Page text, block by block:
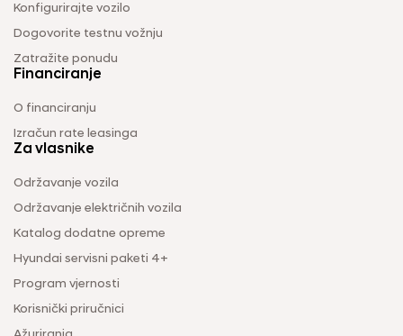
Konfigurirajte vozilo
Dogovorite testnu vožnju
Zatražite ponudu
Financiranje
O financiranju
Izračun rate leasinga
Za vlasnike
Održavanje vozila
Održavanje električnih vozila
Katalog dodatne opreme
Hyundai servisni paketi 4+
Program vjernosti
Korisnički priručnici